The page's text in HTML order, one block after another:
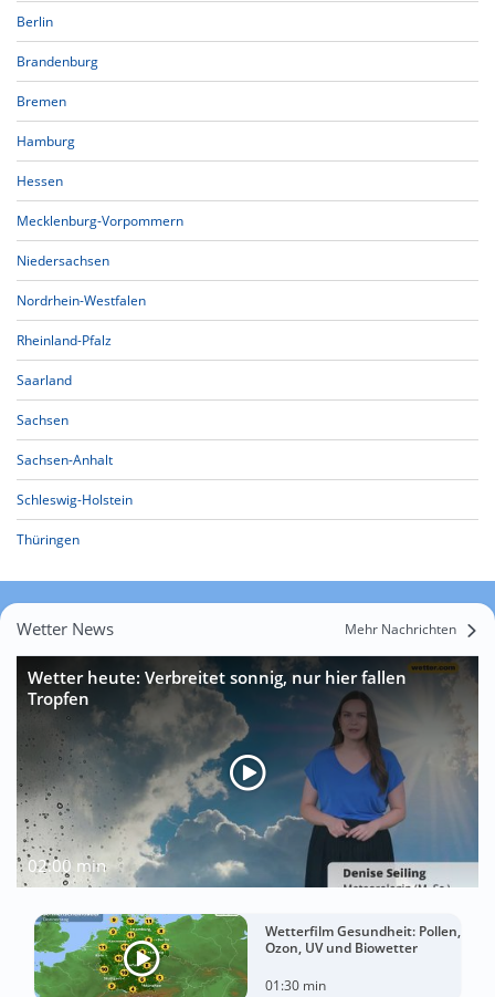
Berlin
Brandenburg
Bremen
Hamburg
Hessen
Mecklenburg-Vorpommern
Niedersachsen
Nordrhein-Westfalen
Rheinland-Pfalz
Saarland
Sachsen
Sachsen-Anhalt
Schleswig-Holstein
Thüringen
Wetter News Mehr Nachrichten
Wetter heute: Verbreitet sonnig, nur hier fallen
Tropfen
02:00 min
Wetterfilm Gesundheit: Pollen,
Ozon, UV und Biowetter
01:30 min